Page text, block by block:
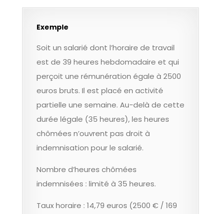
Exemple
Soit un salarié dont l’horaire de travail
est de 39 heures hebdomadaire et qui
perçoit une rémunération égale à 2500
euros bruts. Il est placé en activité
partielle une semaine. Au-delà de cette
durée légale (35 heures), les heures
chômées n’ouvrent pas droit à
indemnisation pour le salarié.
Nombre d’heures chômées
indemnisées : limité à 35 heures.
Taux horaire : 14,79 euros (2500 € / 169